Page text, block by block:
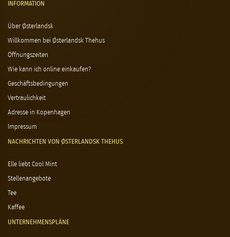
INFORMATION
Über Østerlandsk
Willkommen bei Østerlandsk Thehus
Öffnungszeiten
Wie kann ich online einkaufen?
Geschäftsbedingungen
Vertraulichkeit
Adresse in Kopenhagen
Impressum
NACHRICHTEN VON ØSTERLANDSK THEHUS
Elle liebt Cool Mint
Stellenangebote
Tee
Kaffee
UNTERNEHMENSPLÄNE